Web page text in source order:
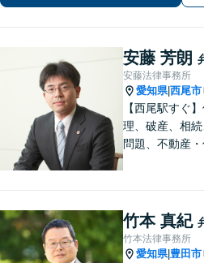
応【当
安藤 芳朗
安藤法律事務所
愛知県|西尾市
【西尾駅すぐ
理、破産、相
問題、不動産・
竹本 真紀
竹本法律事務所
愛知県| 豊田市